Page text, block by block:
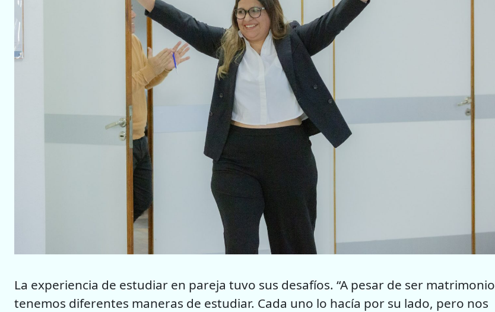
La experiencia de estudiar en pareja tuvo sus desafíos. “A pesar de ser matrimonio
tenemos diferentes maneras de estudiar. Cada uno lo hacía por su lado, pero nos